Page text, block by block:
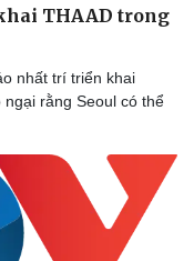
THAAD trong
nhất trí triển khai
rằng Seoul có thể